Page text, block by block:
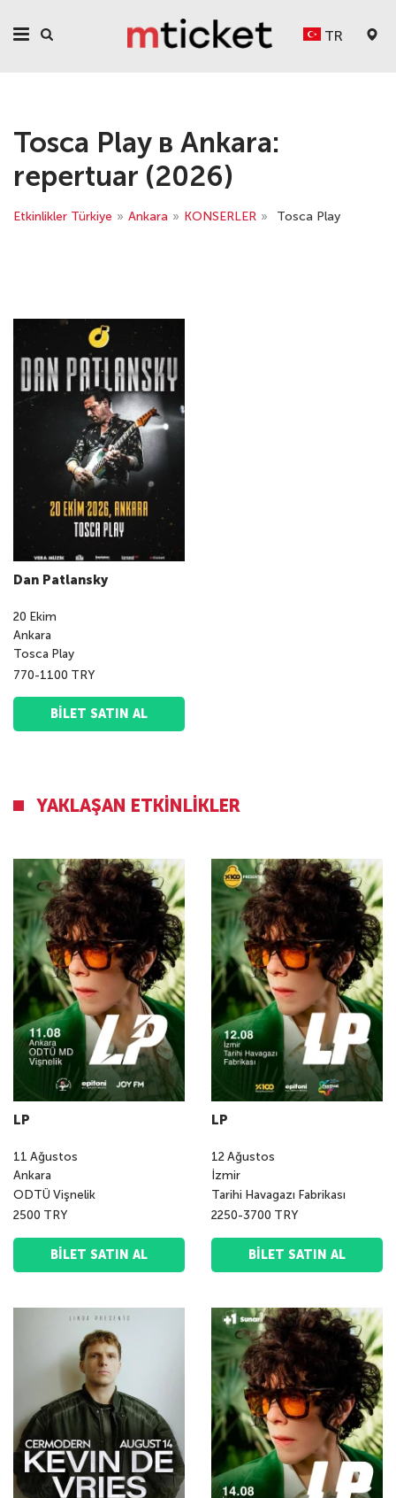
TR
Tosca Play в Ankara:
repertuar (2026)
Etkinlikler Türkiye » Ankara » KONSERLER » Tosca Play
Dan Patlansky
20 Ekim
Ankara
Tosca Play
770-1100 TRY
BILET SATIN AL
YAKLAŞAN ETKINLIKLER
LP
11 Ağustos
Ankara
ODTÜ Vişnelik
2500 TRY
BILET SATIN AL
LP
12Ağustos
İzmir
Tarihi Havagazı Fabrikası
2250-3700 TRY
BILET SATIN AL